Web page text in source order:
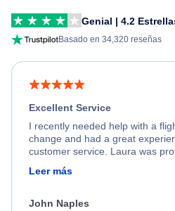
Genial | 4.2
Basado en 34,320 reseñas
Excellent Service
I recently needed help with a
change and had a great
customer service. Laura was
friendly, and very helpful
process. She quickly found a
appreciate her excellent service.
Leer más
John Naples